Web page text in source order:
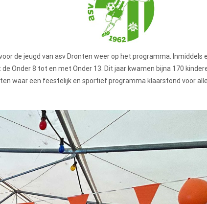
de jeugd van asv Dronten weer op het programma. Inmiddels
Onder 8 tot en met Onder 13. Dit jaar kwamen bijna 170
waar een feestelijk en sportief programma klaarstond voor alle